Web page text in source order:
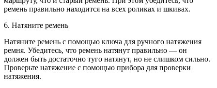
ремень правильно находится на всех роликах и шкивах.
6. Натяните ремень
Натяните ремень с помощью ключа для ручного натяжения
ремня. Убедитесь, что ремень натянут правильно — он
должен быть достаточно туго натянут, но не слишком сильно.
Проверьте натяжение с помощью прибора для проверки
натяжения.